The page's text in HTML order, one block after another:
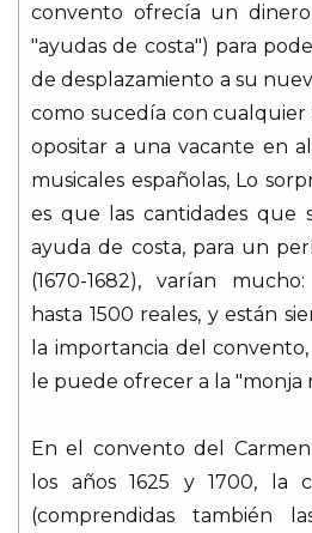
convento ofrecía un
"ayudas de costa") para
de desplazamiento a su
como sucedía con cualquier
opositar a una vacante en
musicales españolas, Lo
es que las cantidades que
ayuda de costa, para un
(1670-1682), varían
hasta 1500 reales, y están
la importancia del
le puede ofrecer a la "monja
En el convento del
los años 1625 y 1700, la
(comprendidas también